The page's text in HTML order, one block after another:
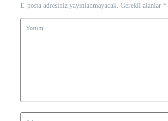
E-posta adresiniz yayınlanmayacak. Gerekli alanlar *